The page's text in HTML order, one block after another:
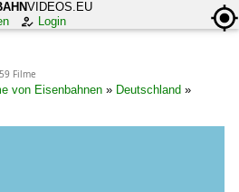
VIDEOS.EU
Login
59 Filme
von Eisenbahnen » Deutschland »